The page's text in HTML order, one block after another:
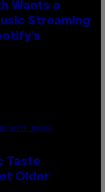
Wants a
Streaming
GETTY IMAGES
Taste
Older